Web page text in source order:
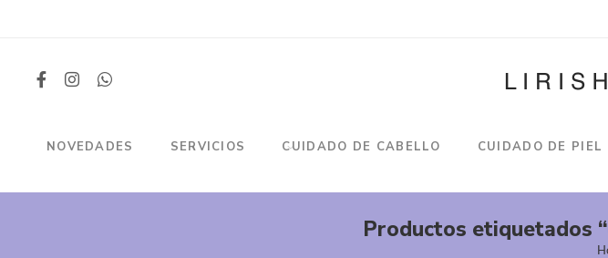
NOVEDADES SERVICIOS CUIDADO DE CABELLO CUIDADO DE PIEL
Productos etiquetados